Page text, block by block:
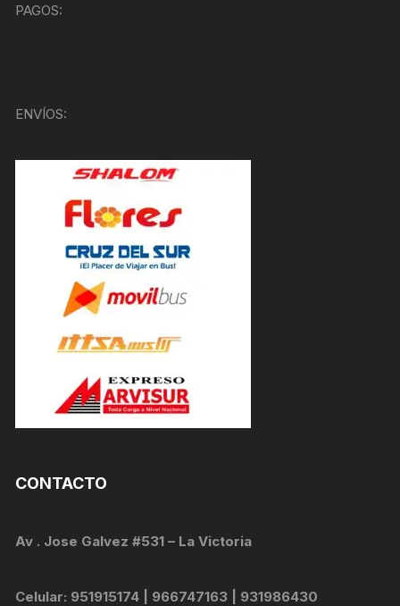
PAGOS:
ENVÍOS:
CONTACTO
Av . Jose Galvez #531 – La Victoria
Celular: 951915174 | 966747163 | 931986430